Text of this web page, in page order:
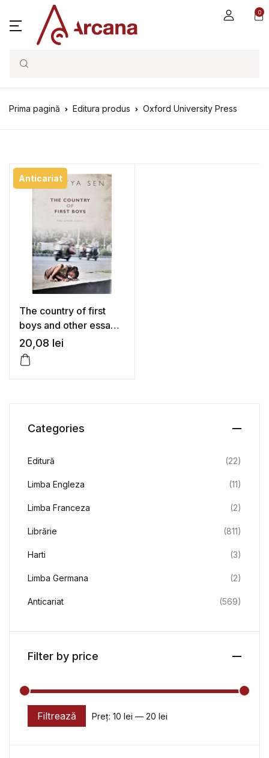
0
Search
Prima pagină Editura produs Oxford University Press
Anticariat
The country of first
boys and other essays
– Amartya Sen
20,08 lei
Categories
Editură (22)
Limba Engleza (11)
Limba Franceza (2)
Librărie (811)
Harti (3)
Limba Germana (2)
Anticariat (569)
Filter by price
Preț minim
Preț maxim
Filtrează Preț: 10 lei — 20 lei